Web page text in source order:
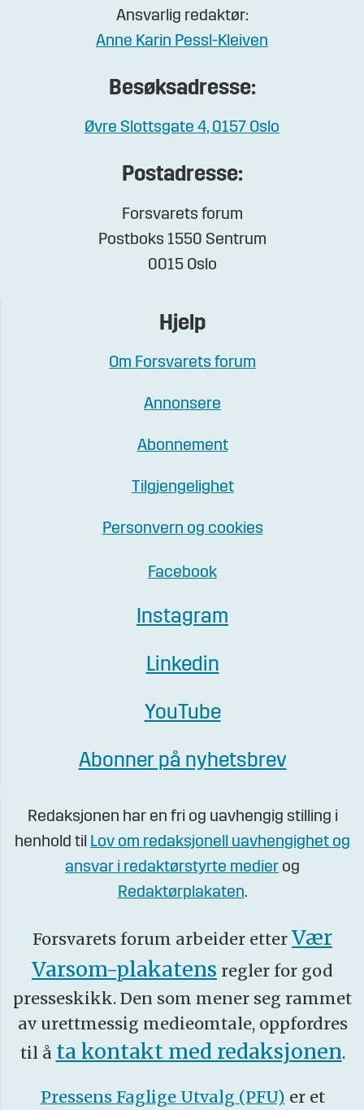
Ansvarlig redaktør:
Anne Karin Pessl-Kleiven
Besøksadresse:
Øvre Slottsgate 4, 0157 Oslo
Postadresse:
Forsvarets forum
Postboks 1550 Sentrum
0015 Oslo
Hjelp
Om Forsvarets forum
Annonsere
Abonnement
Tilgjengelighet
Personvern og cookies
Facebook
Instagram
Linkedin
YouTube
Abonner på nyhetsbrev
Redaksjonen har en fri og uavhengig stilling i
henhold til Lov om redaksjonell uavhengighet og
ansvar i redaktørstyrte medier og
Redaktørplakaten.
Forsvarets forum arbeider etter Vær
Varsom-plakatens regler for god
presseskikk. Den som mener seg rammet
av urettmessig medieomtale, oppfordres
til å ta kontakt med redaksjonen.
Pressens Faglige Utvalg (PFU) er et